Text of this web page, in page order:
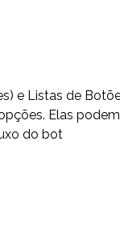
e Listas de
Elas
do bot